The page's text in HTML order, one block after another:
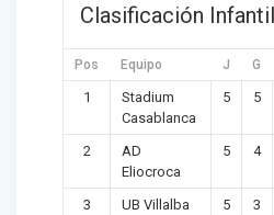
Clasificación
Pos Equipo J G
1
Stadium
Casablanca
5 5
2
AD
Eliocroca
5 4
3
UB Villalba
5 3